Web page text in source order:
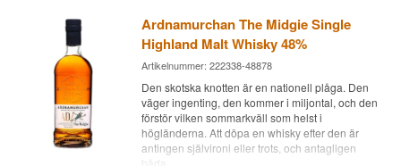
sällan under 4 %, godkänns för att bära Adelphi-
namnet.
Smaknoter
Doft
Rostad ek, torkad frukt och en lätt mineralisk ton.
Smak
Ardnamurchan The Midgie Single
Highland Malt Whisky 48%
Artikelnummer: 222338-48878
Den skotska knotten är en nationell plåga. Den
väger ingenting, den kommer i miljontal, och den
förstör vilken sommarkväll som helst i
högländerna. Att döpa en whisky efter den är
antingen självironi eller trots, och antagligen